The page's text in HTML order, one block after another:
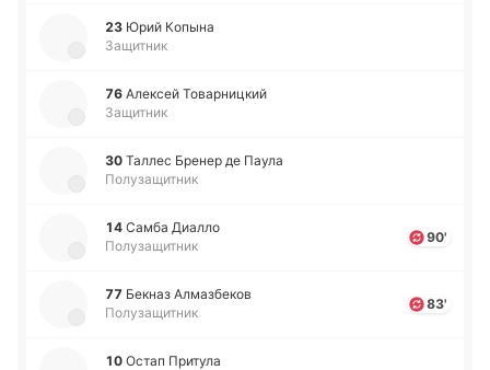
23 Юрий Копына
Защитник
76 Але­ксей То­ва­рни­цкий
Защитник
30 Таллес Бренер де Паула
Полузащитник
14 Самба Диалло
Полузащитник
90'
77 Бекназ Алма­збе­ков
Полузащитник
83'
10 Остап При­ту­ла